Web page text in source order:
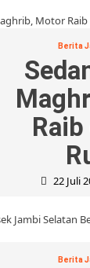
Berita
22 Juli
Berita